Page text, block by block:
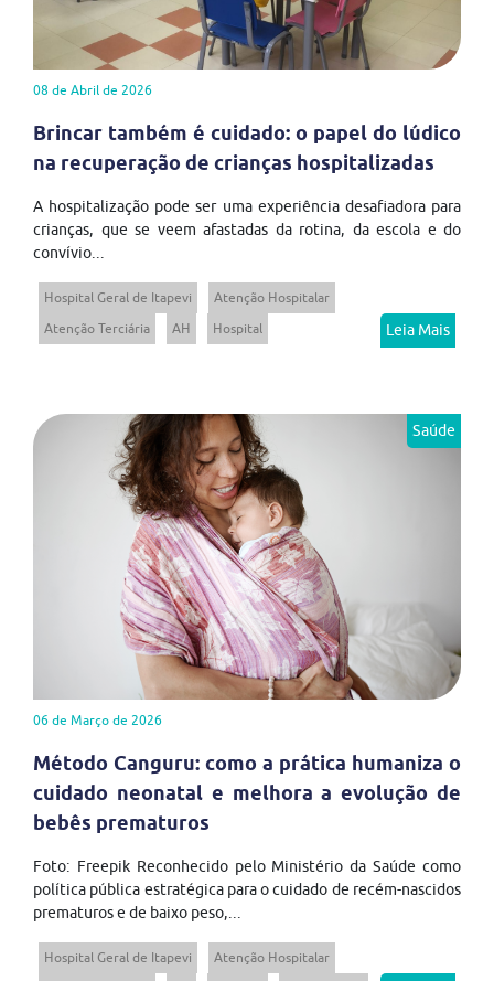
08 de Abril de 2026
Brincar também é cuidado: o papel do lúdico
na recuperação de crianças hospitalizadas
A hospitalização pode ser uma experiência desafiadora para
crianças, que se veem afastadas da rotina, da escola e do
convívio...
Hospital Geral de Itapevi
Atenção Hospitalar
Atenção Terciária
AH Hospital Leia Mais
Saúde
06 de Março de 2026
Método Canguru: como a prática humaniza o
cuidado neonatal e melhora a evolução de
bebês prematuros
Foto: Freepik Reconhecido pelo Ministério da Saúde como
política pública estratégica para o cuidado de recém-nascidos
prematuros e de baixo peso,...
Hospital Geral de Itapevi
Atenção Hospitalar